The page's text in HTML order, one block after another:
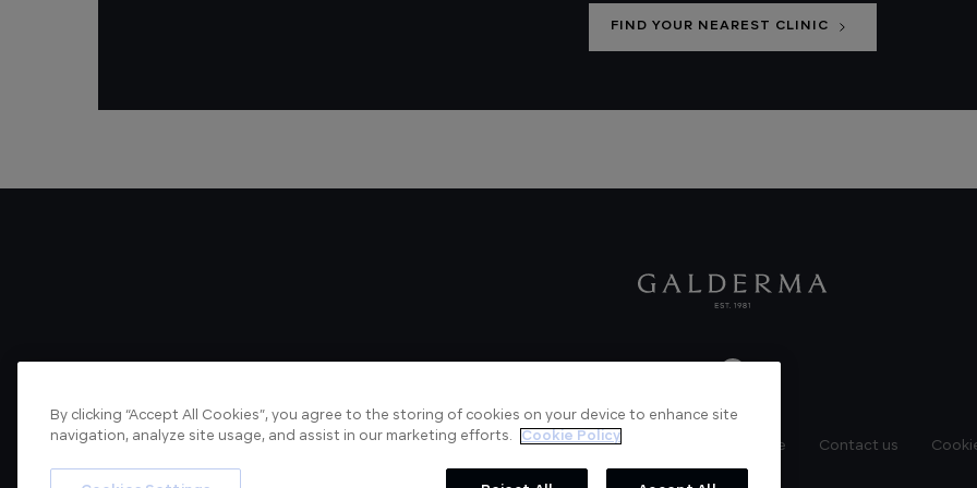
FIND YOUR NEAREST CLINIC
Articles News Videos Verified Certificate Contact us
By clicking “Accept All Cookies”, you agree to the storing of cookies on your device to enhance site
navigation, analyze site usage, and assist in our marketing efforts.
Cookie Policy